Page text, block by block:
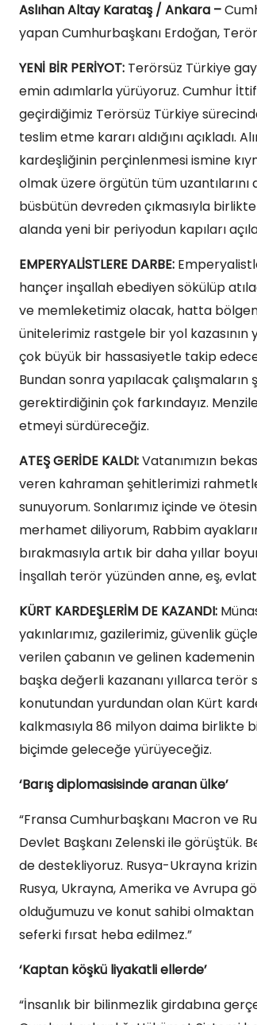
Aslıhan Altay Karataş / Ankara –
yapan Cumhurbaşkanı Erdoğan,
YENİ BİR PERİYOT: Terörsüz Türkiye
emin adımlarla yürüyoruz. Cumhur
geçirdiğimiz Terörsüz Türkiye
teslim etme kararı aldığını açıkladı.
kardeşliğinin perçinlenmesi ismine
olmak üzere örgütün tüm
büsbütün devreden çıkmasıyla
alanda yeni bir periyodun kapıları
EMPERYALİSTLERE DARBE:
hançer inşallah ebediyen sökülüp
ve memleketimiz olacak, hatta
ünitelerimiz rastgele bir yol
çok büyük bir hassasiyetle takip
Bundan sonra yapılacak
gerektirdiğinin çok farkındayız.
etmeyi sürdüreceğiz.
ATEŞ GERİDE KALDI:Vatanımızın
veren kahraman şehitlerimizi
sunuyorum. Sonlarımız içinde ve
merhamet diliyorum, Rabbim
bırakmasıyla artık bir daha yıllar
İnşallah terör yüzünden anne, eş,
KÜRT KARDEŞLERİM DE KAZANDI:
yakınlarımız, gazilerimiz, güvenlik
verilen çabanın ve gelinen
başka değerli kazananı yıllarca terör
konutundan yurdundan olan Kürt
kalkmasıyla 86 milyon daima birlikte
biçimde geleceğe yürüyeceğiz.
‘Barış diplomasisinde aranan ülke’
“Fransa Cumhurbaşkanı Macron ve
Devlet Başkanı Zelenski ile görüştük.
de destekliyoruz. Rusya-Ukrayna
Rusya, Ukrayna, Amerika ve Avrupa
olduğumuzu ve konut sahibi olmaktan
seferki fırsat heba edilmez.”
‘Kaptan köşkü liyakatli ellerde’
“İnsanlık bir bilinmezlik girdabına